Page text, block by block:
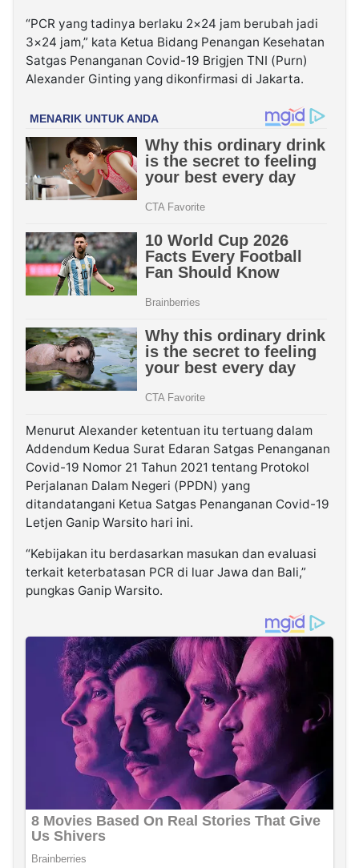
“PCR yang tadinya berlaku 2×24 jam berubah jadi
3×24 jam,” kata Ketua Bidang Penangan Kesehatan
Satgas Penanganan Covid-19 Brigjen TNI (Purn)
Alexander Ginting yang dikonfirmasi di Jakarta.
Menurut Alexander ketentuan itu tertuang dalam
Addendum Kedua Surat Edaran Satgas Penanganan
Covid-19 Nomor 21 Tahun 2021 tentang Protokol
Perjalanan Dalam Negeri (PPDN) yang
ditandatangani Ketua Satgas Penanganan Covid-19
Letjen Ganip Warsito hari ini.
“Kebijakan itu berdasarkan masukan dan evaluasi
terkait keterbatasan PCR di luar Jawa dan Bali,”
pungkas Ganip Warsito.